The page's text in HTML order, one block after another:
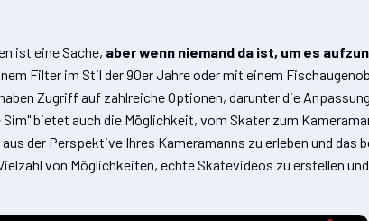
ist eine Sache, aber wenn niemand da ist, um es
Filter im Stil der 90er Jahre oder mit einem
Zugriff auf zahlreiche Optionen, darunter die
bietet auch die Möglichkeit, vom Skater zum
der Perspektive Ihres Kameramanns zu erleben und das
von Möglichkeiten, echte Skatevideos zu erstellen